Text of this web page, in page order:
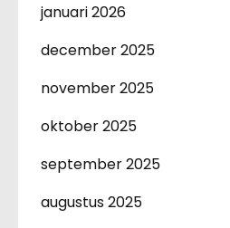
januari 2026
december 2025
november 2025
oktober 2025
september 2025
augustus 2025